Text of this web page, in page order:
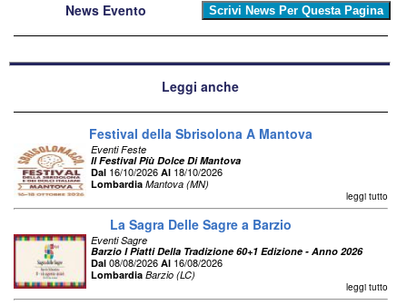
News Evento
Leggi anche
Festival della Sbrisolona A Mantova
Eventi Feste
Il Festival Più Dolce Di Mantova
Dal 16/10/2026 Al 18/10/2026
Lombardia Mantova (MN)
leggi tutto
La Sagra Delle Sagre a Barzio
Eventi Sagre
Barzio I Piatti Della Tradizione 60+1 Edizione - Anno 2026
Dal 08/08/2026 Al 16/08/2026
Lombardia Barzio (LC)
leggi tutto